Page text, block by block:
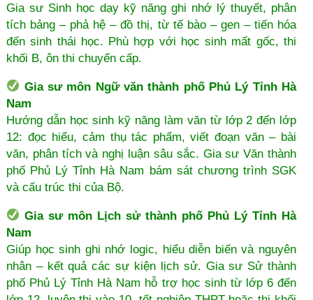
Gia sư Sinh học dạy kỹ năng ghi nhớ lý thuyết, phân
tích bảng – phả hệ – đồ thị, từ tế bào – gen – tiến hóa
đến sinh thái học. Phù hợp với học sinh mất gốc, thi
khối B, ôn thi chuyển cấp.
Gia sư môn Ngữ văn thành phố Phủ Lý Tỉnh Hà
Nam
Hướng dẫn học sinh kỹ năng làm văn từ lớp 2 đến lớp
12: đọc hiểu, cảm thụ tác phẩm, viết đoạn văn – bài
văn, phân tích và nghị luận sâu sắc. Gia sư Văn thành
phố Phủ Lý Tỉnh Hà Nam bám sát chương trình SGK
và cấu trúc thi của Bộ.
Gia sư môn Lịch sử thành phố Phủ Lý Tỉnh Hà
Nam
Giúp học sinh ghi nhớ logic, hiểu diễn biến và nguyên
nhân – kết quả các sự kiện lịch sử. Gia sư Sử thành
phố Phủ Lý Tỉnh Hà Nam hỗ trợ học sinh từ lớp 6 đến